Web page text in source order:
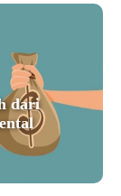
dari